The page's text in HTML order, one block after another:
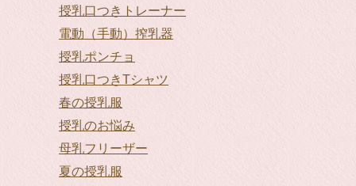
授乳口つきトレーナー
電動（手動）搾乳器
授乳ポンチョ
授乳口つきTシャツ
春の授乳服
授乳のお悩み
母乳フリーザー
夏の授乳服